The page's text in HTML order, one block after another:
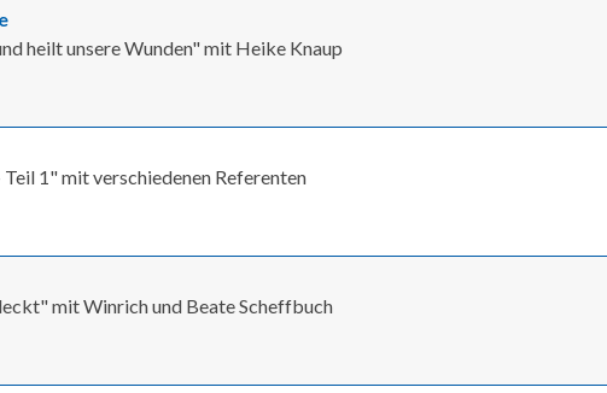
heilt unsere Wunden" mit Heike Knaup
1" mit verschiedenen Referenten
mit Winrich und Beate Scheffbuch